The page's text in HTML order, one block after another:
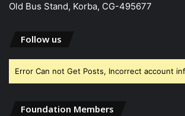
Old Bus Stand, Korba, CG-495677
Follow us
Error Can not Get Posts, Incorrect account
Foundation Members